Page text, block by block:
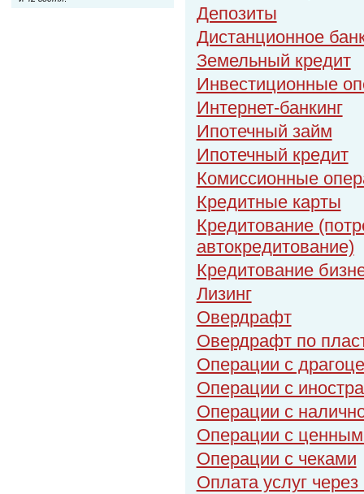
Депозиты
Дистанционное
Земельный кредит
Инвестиционные
Интернет-банкинг
Ипотечный займ
Ипотечный кредит
Комиссионные
Кредитные карты
Кредитование
автокредитование)
Кредитование
Лизинг
Овердрафт
Овердрафт по
Операции с
Операции с
Операции с
Операции с
Операции с чеками
Оплата услуг